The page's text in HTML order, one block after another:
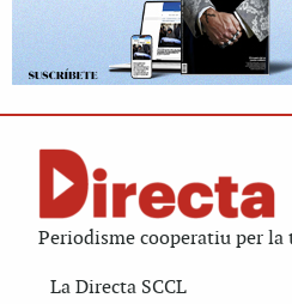
Periodisme cooperatiu per
La Directa SCCL